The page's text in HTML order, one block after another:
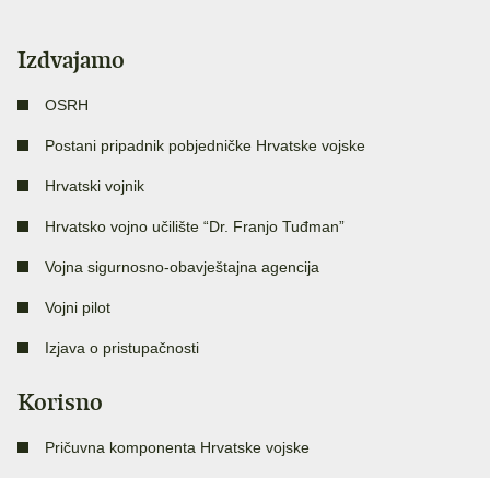
Izdvajamo
OSRH
Postani pripadnik pobjedničke Hrvatske vojske
Hrvatski vojnik
Hrvatsko vojno učilište “Dr. Franjo Tuđman”
Vojna sigurnosno-obavještajna agencija
Vojni pilot
Izjava o pristupačnosti
Korisno
Pričuvna komponenta Hrvatske vojske